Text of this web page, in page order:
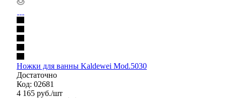
Ножки для ванны Kaldewei Mod.5030
Достаточно
Код: 02681
4 165 руб./шт